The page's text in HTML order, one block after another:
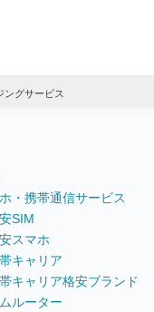
ングサービス
・携帯通信サービス
SIM
スマホ
キャリア
キャリア格安ブランド
ルーター